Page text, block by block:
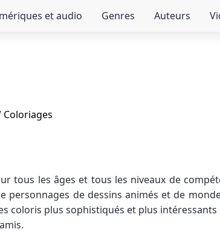
et audio Genres Auteurs
Coloriages
tous les âges et tous les niveaux de
personnages de dessins animés et de
coloris plus sophistiqués et plus